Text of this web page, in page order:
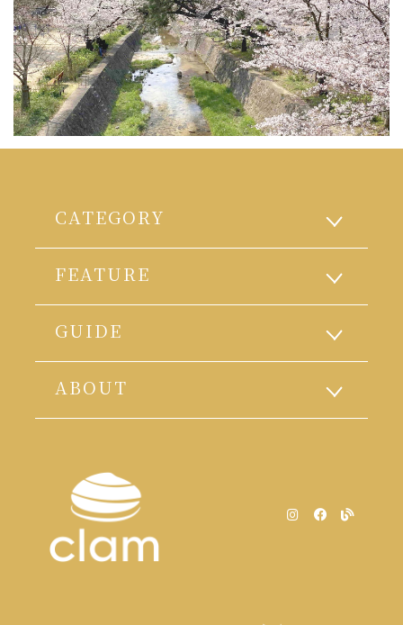
CATEGORY
FEATURE
GUIDE
ABOUT